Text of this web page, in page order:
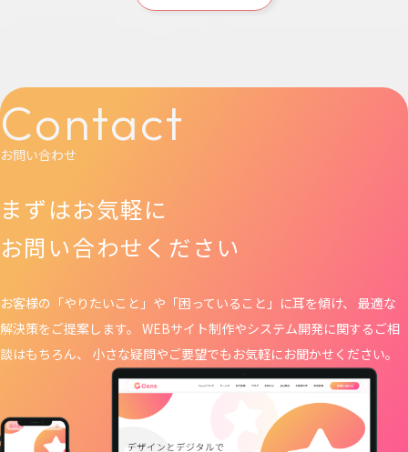
Contact
お問い合わせ
まずはお気軽に
お問い合わせください
お客様の「やりたいこと」や「困っていること」に耳を傾け、 最適な
解決策をご提案します。 WEBサイト制作やシステム開発に関するご相
談はもちろん、 小さな疑問やご要望でもお気軽にお聞かせください。